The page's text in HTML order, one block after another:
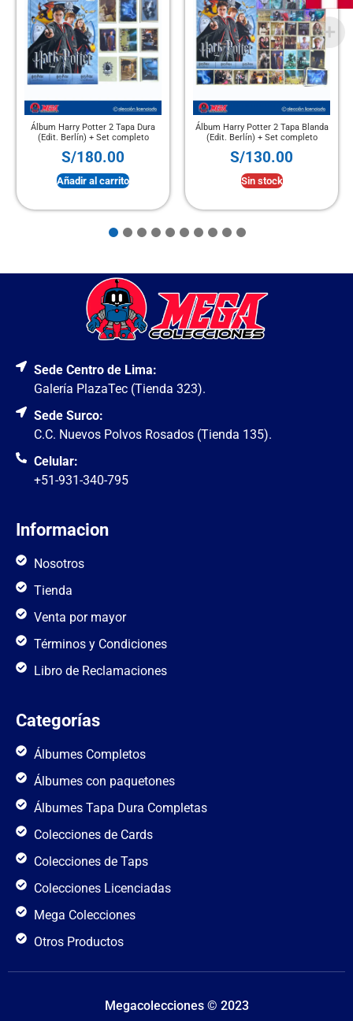
Álbum Harry Potter 2 Tapa Dura
(Edit. Berlín) + Set completo
S/180.00
Añadir al carrito
Álbum Harry Potter 2 Tapa Blanda
(Edit. Berlín) + Set completo
S/130.00
Sin stock
Sede Centro de Lima:
Galería PlazaTec (Tienda 323).
Sede Surco:
C.C. Nuevos Polvos Rosados (Tienda 135).
Celular:
+51-931-340-795
Informacion
Nosotros
Tienda
Venta por mayor
Términos y Condiciones
Libro de Reclamaciones
Categorías
Álbumes Completos
Álbumes con paquetones
Álbumes Tapa Dura Completas
Colecciones de Cards
Colecciones de Taps
Colecciones Licenciadas
Mega Colecciones
Otros Productos
Megacolecciones © 2023